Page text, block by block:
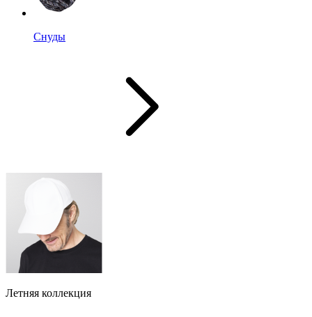
Снуды
Летняя коллекция